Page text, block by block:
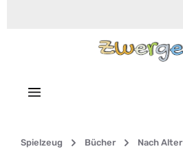
Spielzeug Bücher Nach Alter